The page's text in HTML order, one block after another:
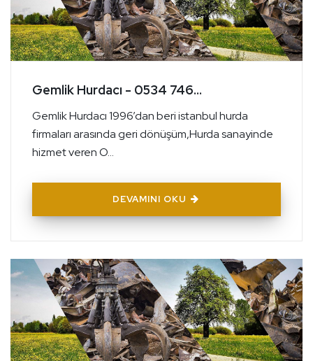
Gemlik Hurdacı - 0534 746...
Gemlik Hurdacı 1996’dan beri istanbul hurda
firmaları arasında geri dönüşüm,Hurda sanayinde
hizmet veren O...
DEVAMINI OKU